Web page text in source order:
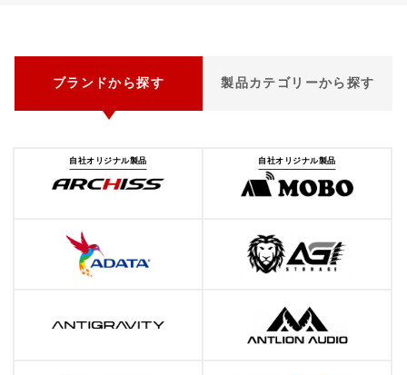
ブランドから探す 製品カテゴリーから探す
自社オリジナル製品 自社オリジナル製品